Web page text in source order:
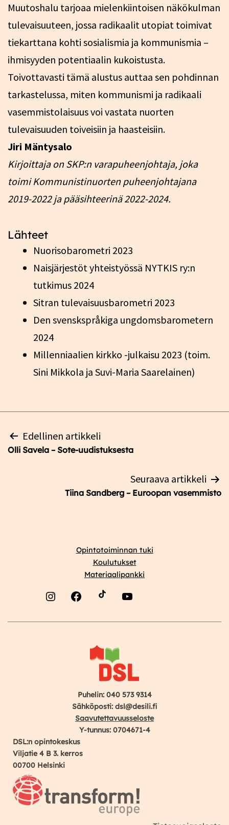
Muutoshalu tarjoaa mielenkiintoisen näkökulman
tulevaisuuteen, jossa radikaalit utopiat toimivat
tiekarttana kohti sosialismia ja kommunismia –
ihmisyyden potentiaalin kukoistusta.
Toivottavasti tämä alustus auttaa sen pohdinnan
tarkastelussa, miten kommunismi ja radikaali
vasemmistolaisuus voi vastata nuorten
tulevaisuuden toiveisiin ja haasteisiin.
Jiri Mäntysalo
Kirjoittaja on SKP:n varapuheenjohtaja, joka
toimi Kommunistinuorten puheenjohtajana
2019-2022 ja pääsihteerinä 2022-2024.
Lähteet
Nuorisobarometri 2023
Naisjärjestöt yhteistyössä NYTKIS ry:n
tutkimus 2024
Sitran tulevaisuusbarometri 2023
Den svenskspråkiga ungdomsbarometern
2024
Millenniaalien kirkko -julkaisu 2023 (toim.
Sini Mikkola ja Suvi-Maria Saarelainen)
Artikkelien
selaus
Edellinen artikkeli
Olli Savela – Sote-uudistuksesta
Seuraava artikkeli
Tiina Sandberg – Euroopan vasemmisto
Opintotoiminnan tuki
Koulutukset
Materiaalipankki
Puhelin: 040 573 9314
Sähköposti: dsl@desili.fi
Saavutettavuusseloste
Y-tunnus: 0704671-4
DSL:n opintokeskus
Viljatie 4 B 3. kerros
00700 Helsinki